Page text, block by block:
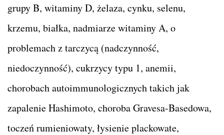
grupy B, witaminy D, żelaza, cynku, selenu,
krzemu, białka, nadmiarze witaminy A, o
problemach z tarczycą (nadczynność,
niedoczynność), cukrzycy typu 1, anemii,
chorobach autoimmunologicznych takich jak
zapalenie Hashimoto, choroba Gravesa-Basedowa,
toczeń rumieniowaty, łysienie plackowate,